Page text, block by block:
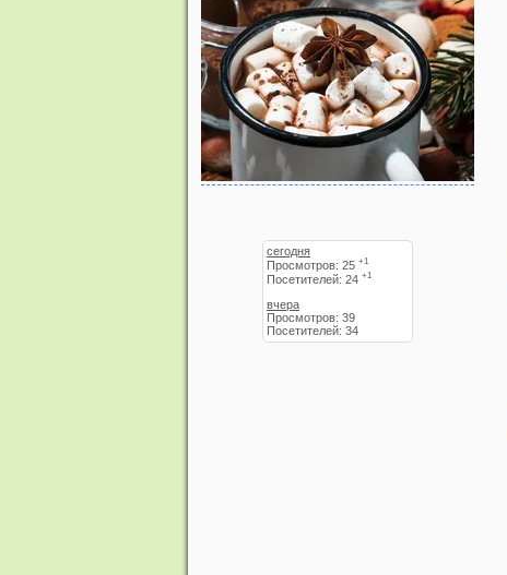
сегодня
Просмотров: 25 +1
Посетителей: 24 +1
вчера
Просмотров: 39
Посетителей: 34